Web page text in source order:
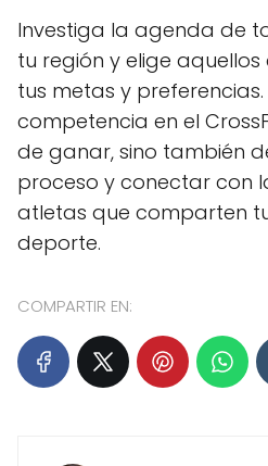
Investiga la agenda de
tu región y elige
tus metas y
competencia en el
de ganar, sino también
proceso y conectar con
atletas que comparten
deporte.
COMPARTIR EN: